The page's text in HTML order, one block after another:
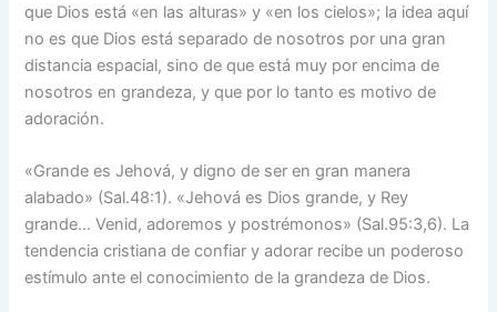
que Dios está «en las alturas» y «en los cielos»; la idea aquí
no es que Dios está separado de nosotros por una gran
distancia espacial, sino de que está muy por encima de
nosotros en grandeza, y que por lo tanto es motivo de
adoración.
«Grande es Jehová, y digno de ser en gran manera
alabado» (Sal.48:1). «Jehová es Dios grande, y Rey
grande… Venid, adoremos y postrémonos» (Sal.95:3,6). La
tendencia cristiana de confiar y adorar recibe un poderoso
estímulo ante el conocimiento de la grandeza de Dios.